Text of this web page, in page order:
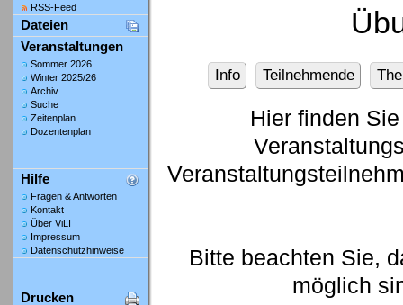
RSS-Feed
Dateien
Veranstaltungen
Sommer 2026
Winter 2025/26
Archiv
Suche
Zeitenplan
Dozentenplan
Hilfe
Fragen & Antworten
Kontakt
Über ViLI
Impressum
Datenschutzhinweise
Drucken
Info Teilnehmende
Hier finden
Bitte beachten Sie,
möglich